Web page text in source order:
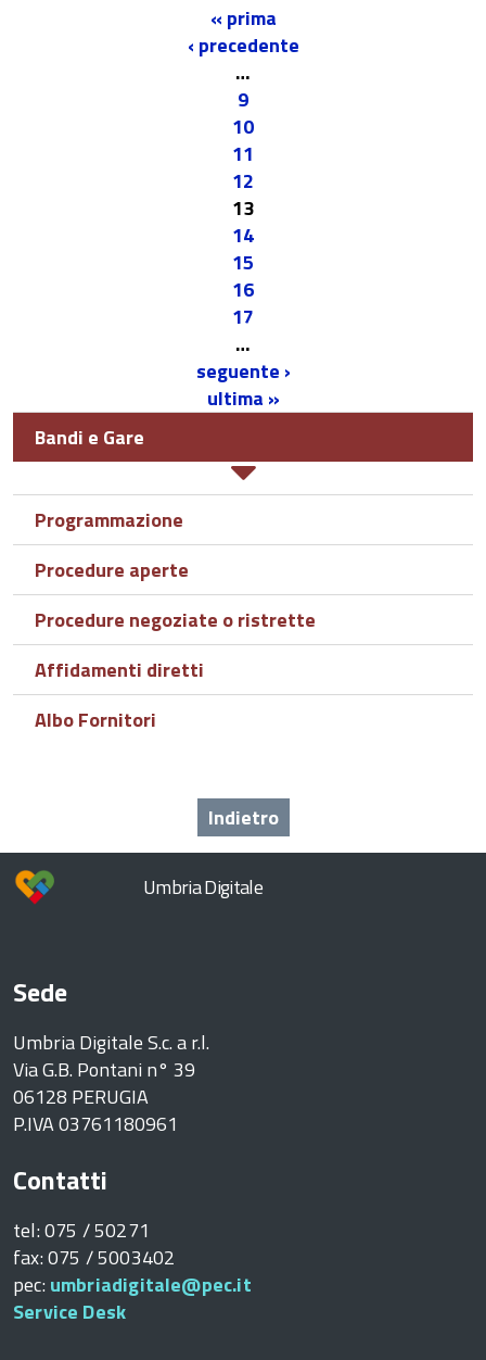
« prima
‹ precedente
…
9
10
11
12
13
14
15
16
17
…
seguente ›
ultima »
Bandi e Gare
Programmazione
Procedure aperte
Procedure negoziate o ristrette
Affidamenti diretti
Albo Fornitori
Indietro
Umbria Digitale
Sede
Umbria Digitale S.c. a r.l.
Via G.B. Pontani n° 39
06128 PERUGIA
P.IVA 03761180961
Contatti
tel: 075 / 50271
fax: 075 / 5003402
pec: umbriadigitale@pec.it
Service Desk